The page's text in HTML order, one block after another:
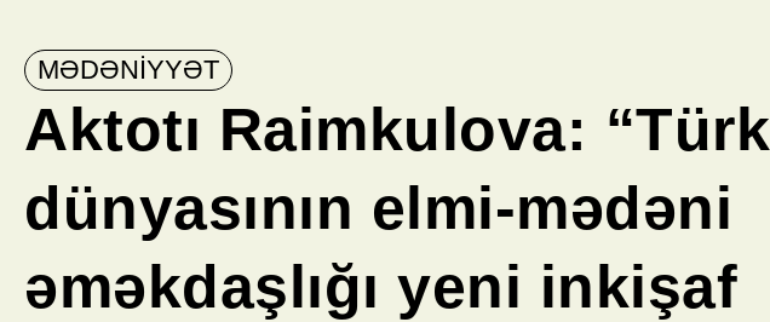
MƏDƏNIYYƏT
Aktotı Raimkulova: “Türk
dünyasının elmi-mədəni
əməkdaşlığı yeni inkişaf